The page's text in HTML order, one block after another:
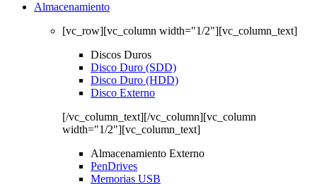
Almacenamiento
[vc_row][vc_column width="1/2"][vc_column_text]
Discos Duros
Disco Duro (SDD)
Disco Duro (HDD)
Disco Externo
[/vc_column_text][/vc_column][vc_column
width="1/2"][vc_column_text]
Almacenamiento Externo
PenDrives
Memorias USB